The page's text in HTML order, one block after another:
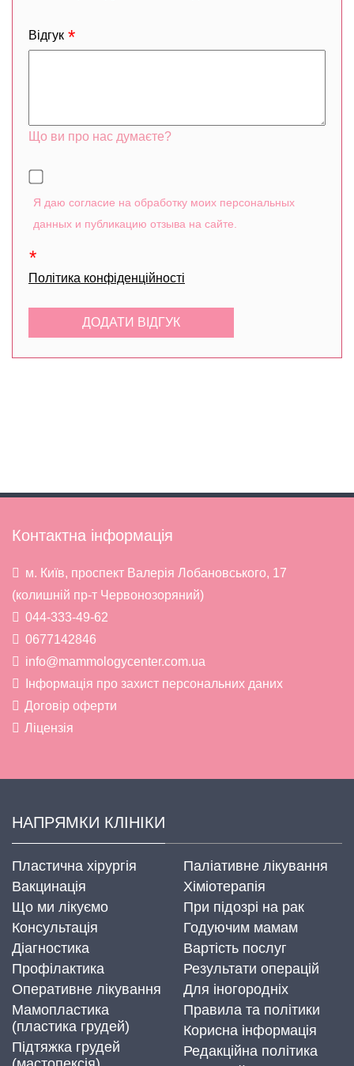
Відгук
Що ви про нас думаєте?
Я даю согласие на обработку моих персональных
данных и публикацию отзыва на сайте.
Політика конфіденційності
Контактна інформація
м. Київ, проспект Валерія Лобановського, 17
(колишній пр-т Червонозоряний)
044-333-49-62
0677142846
info@mammologycenter.com.ua
Інформація про захист персональних даних
Договір оферти
Ліцензія
НАПРЯМКИ КЛІНІКИ
Пластична хірургія
Вакцинація
Що ми лікуємо
Консультація
Діагностика
Профілактика
Оперативне лікування
Мамопластика
(пластика грудей)
Підтяжка грудей
Паліативне лікування
Хіміотерапія
При підозрі на рак
Годуючим мамам
Вартість послуг
Результати операцій
Для іногородніх
Правила та політики
Корисна інформація
Редакційна політика